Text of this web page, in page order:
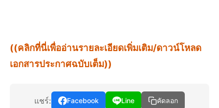
((คลิกที่นี่เพื่ออ่านรายละเอียดเพิ่มเติม/ดาวน์โหลด
เอกสารประกาศฉบับเต็ม))
แชร์: Facebook Line คัดลอก